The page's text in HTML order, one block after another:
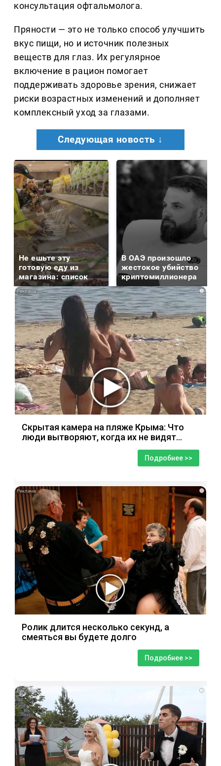
консультация офтальмолога.
Пряности — это не только способ улучшить
вкус пищи, но и источник полезных
веществ для глаз. Их регулярное
включение в рацион помогает
поддерживать здоровье зрения, снижает
риски возрастных изменений и дополняет
комплексный уход за глазами.
Следующая новость ↓
Не ешьте эту
готовую еду из
магазина: список
В ОАЭ произошло
жестокое убийство
криптомиллионера
i
Скрытая камера на пляже Крыма: Что
люди вытворяют, когда их не видят...
Подробнее >>
i
Ролик длится несколько секунд, а
смеяться вы будете долго
Подробнее >>
i